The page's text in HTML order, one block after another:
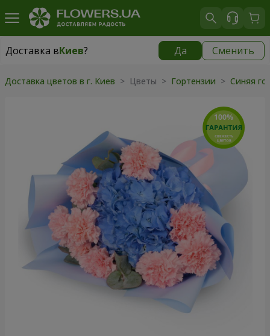
Доставка вКиев? Да Сменить
Доставка вКиев
Доставка цветов в г. Киев > Цветы > Гортензии > Синяя